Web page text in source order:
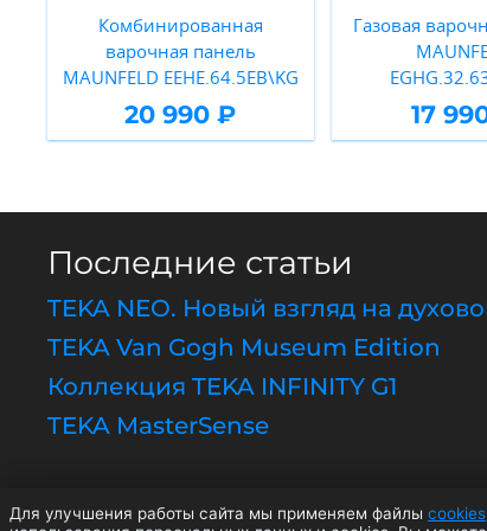
Комбинированная
варочная панель
MAUNFELD EEHE.64.5EB\KG
20 990 ₽
Газовая
17
Последние статьи
TEKA NEO. Новый взгляд на
TEKA Van Gogh Museum Edition
Коллекция TEKA INFINITY G1
TEKA MasterSense
Для улучшения работы сайта мы применяем файлыcookies